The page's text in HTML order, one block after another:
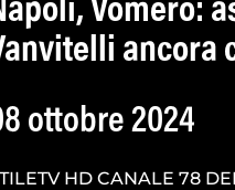
Vomero:
ancora
ottobre 2024
HD CANALE 78